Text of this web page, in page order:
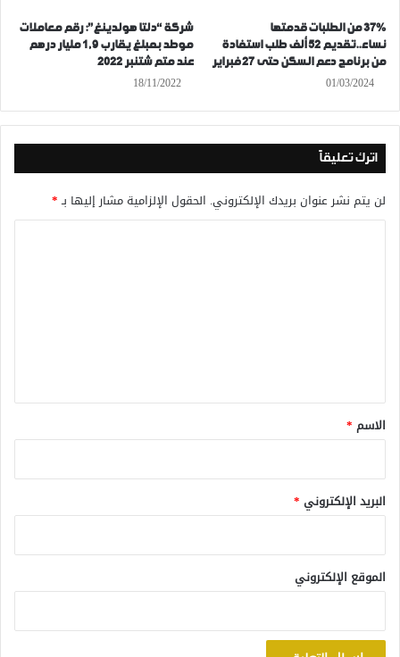
37% من الطلبات قدمتها
نساء..تقديم 52 ألف طلب استفادة
من برنامج دعم السكن حتى 27 فبراير
01/03/2024
شركة “دلتا هولدينغ”: رقم معاملات
موطد بمبلغ يقارب 1,9 مليار درهم
عند متم شتنبر 2022
18/11/2022
اترك تعليقاً
لن يتم نشر عنوان بريدك الإلكتروني. الحقول الإلزامية مشار إليها بـ*
*
الاسم *
البريد الإلكتروني *
الموقع الإلكتروني